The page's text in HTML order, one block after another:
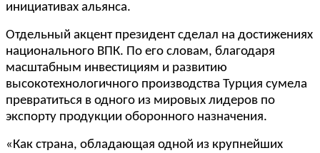
инициативах альянса.
Отдельный акцент президент сделал на достижениях
национального ВПК. По его словам, благодаря
масштабным инвестициям и развитию
высокотехнологичного производства Турция сумела
превратиться в одного из мировых лидеров по
экспорту продукции оборонного назначения.
«Как страна, обладающая одной из крупнейших